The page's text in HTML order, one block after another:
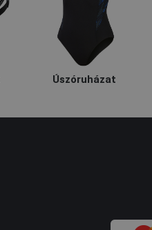
Úszóruházat